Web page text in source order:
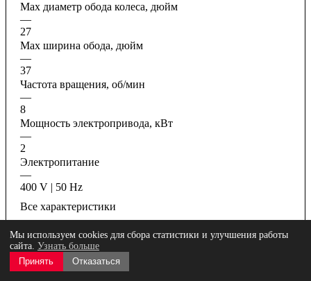
Max диаметр обода колеса, дюйм
—
27
Max ширина обода, дюйм
—
37
Частота вращения, об/мин
—
8
Мощность электропривода, кВт
—
2
Электропитание
—
400 V | 50 Hz
Все характеристики
Мы используем cookies для сбора статистики и улучшения работы
сайта. Узнать больше
Принять
Отказаться